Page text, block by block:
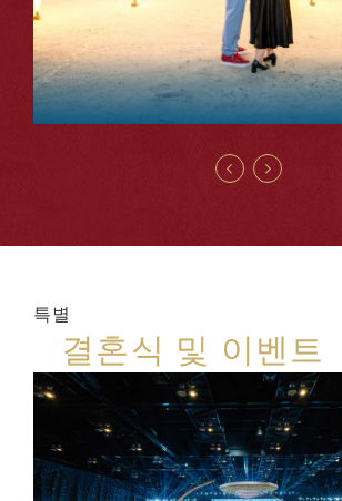
특별
결혼식 및 이벤트